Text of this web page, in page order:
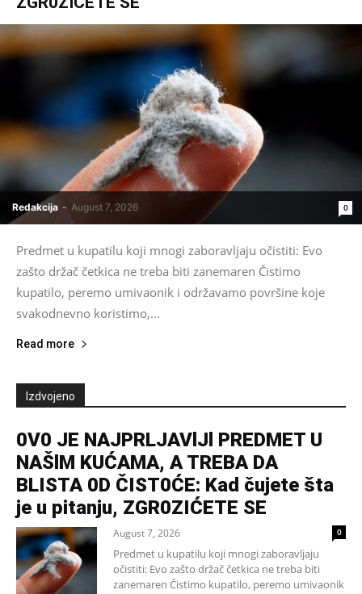
Redakcija - August 7, 2026 0
Predmet u kupatilu koji mnogi zaboravljaju očistiti: Evo
zašto držač četkica ne treba biti zanemaren Čistimo
kupatilo, peremo umivaonik i održavamo površine koje
svakodnevno koristimo,...
Read more
Izdvojeno
0V0 JE NAJPRLJAVlJl PREDMET U
NAŠlM KUĆAMA, A TREBA DA
BLISTA 0D ČIST0ĆE: Kad čujete šta
je u pitanju, ZGR0ZIĆETE SE
August 7, 2026 0
Predmet u kupatilu koji mnogi zaboravljaju
očistiti: Evo zašto držač četkica ne treba biti
zanemaren Čistimo kupatilo, peremo umivaonik